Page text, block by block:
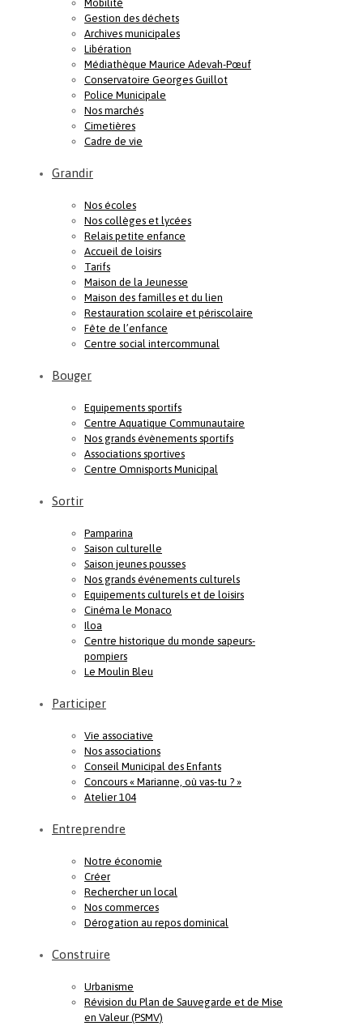
Mobilité
Gestion des déchets
Archives municipales
Libération
Médiathèque Maurice Adevah-Pœuf
Conservatoire Georges Guillot
Police Municipale
Nos marchés
Cimetières
Cadre de vie
Grandir
Nos écoles
Nos collèges et lycées
Relais petite enfance
Accueil de loisirs
Tarifs
Maison de la Jeunesse
Maison des familles et du lien
Restauration scolaire et périscolaire
Fête de l’enfance
Centre social intercommunal
Bouger
Equipements sportifs
Centre Aquatique Communautaire
Nos grands évènements sportifs
Associations sportives
Centre Omnisports Municipal
Sortir
Pamparina
Saison culturelle
Saison jeunes pousses
Nos grands événements culturels
Equipements culturels et de loisirs
Cinéma le Monaco
Iloa
Centre historique du monde sapeurs-
pompiers
Le Moulin Bleu
Participer
Vie associative
Nos associations
Conseil Municipal des Enfants
Concours « Marianne, où vas-tu ? »
Atelier 104
Entreprendre
Notre économie
Créer
Rechercher un local
Nos commerces
Dérogation au repos dominical
Construire
Urbanisme
Révision du Plan de Sauvegarde et de Mise
en Valeur (PSMV)